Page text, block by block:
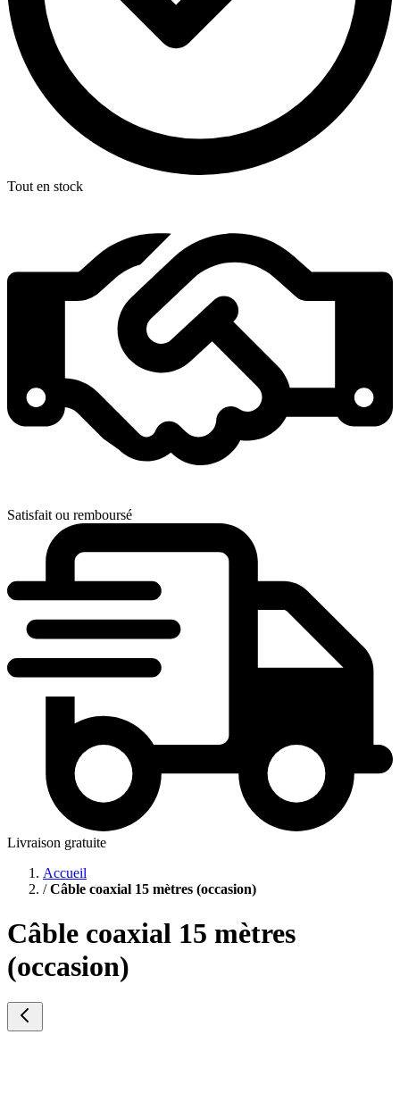
Tout en stock
Satisfait ou remboursé
Livraison gratuite
Accueil
/Câble coaxial 15 mètres (occasion)
Câble coaxial 15 mètres
(occasion)